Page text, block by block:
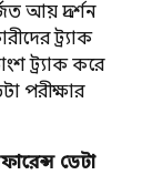
আয় প্রদর্শন
ট্র্যাক
ট্র্যাক করে
পরীক্ষার
ডেটা